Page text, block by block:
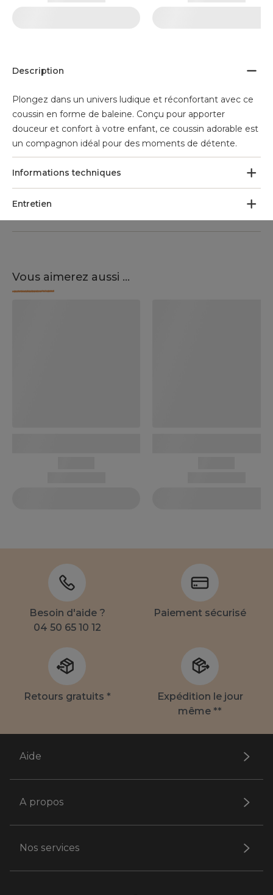
Description
Plongez dans un univers ludique et réconfortant avec ce
coussin en forme de baleine. Conçu pour apporter
douceur et confort à votre enfant, ce coussin adorable est
un compagnon idéal pour des moments de détente.
Informations techniques
Entretien
Vous aimerez aussi ...
Besoin d'aide ?
04 50 65 10 12
Paiement sécurisé
Retours gratuits *
Expédition le jour
même **
Aide
A propos
Nos services